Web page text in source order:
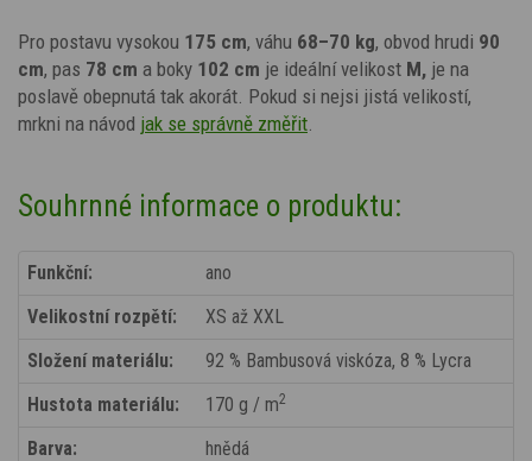
Pro postavu vysokou 175 cm, váhu 68–70 kg, obvod hrudi 90
cm, pas 78 cm a boky 102 cm je ideální velikost M, je na
poslavě obepnutá tak akorát. Pokud si nejsi jistá velikostí,
mrkni na návod jak se správně změřit
Souhrnné informace o produktu:
Funkční:
ano
Velikostní rozpětí:
XS až XXL
Složení materiálu:
92 % Bambusová viskóza, 8 % Lycra
Hustota materiálu:
170 g / m2
Barva:
hnědá